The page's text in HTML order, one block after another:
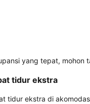
yang tepat,
tidur ekstra
tidur ekstra di